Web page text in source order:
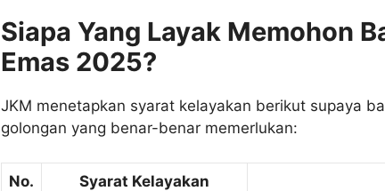
Siapa Yang Layak Memohon
Emas 2025?
JKM menetapkan syarat kelayakan berikut supaya
golongan yang benar-benar memerlukan:
No. Syarat Kelayakan